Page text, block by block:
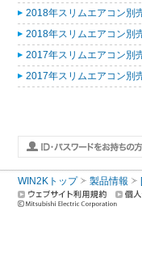
2018年スリムエアコン別
2018年スリムエアコン別
2017年スリムエアコン別
2017年スリムエアコン別
WIN2Kトップ 製品情報